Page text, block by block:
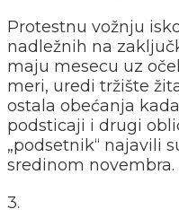
Protestnu vožnju
nadležnih na
maju mesecu uz
meri, uredi tržište
ostala obećanja
podsticaji i drugi
„podsetnik“ najavili
sredinom novembra.
3.